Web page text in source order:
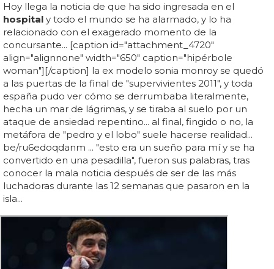
Hoy llega la noticia de que ha sido ingresada en el
hospital y todo el mundo se ha alarmado, y lo ha
relacionado con el exagerado momento de la
concursante... [caption id="attachment_4720"
align="alignnone" width="650" caption="hipérbole
woman"][/caption] la ex modelo sonia monroy se quedó
a las puertas de la final de "supervivientes 2011", y toda
españa pudo ver cómo se derrumbaba literalmente,
hecha un mar de lágrimas, y se tiraba al suelo por un
ataque de ansiedad repentino... al final, fingido o no, la
metáfora de "pedro y el lobo" suele hacerse realidad...
be/ru6edoqdanm ... "esto era un sueño para mí y se ha
convertido en una pesadilla", fueron sus palabras, tras
conocer la mala noticia después de ser de las más
luchadoras durante las 12 semanas que pasaron en la
isla...